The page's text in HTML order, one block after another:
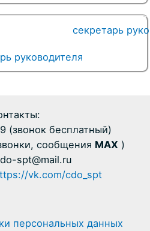
руководителя
(звонок бесплатный)
сообщения MAX )
spt@mail.ru
vk.com/cdo_spt
персональных данных